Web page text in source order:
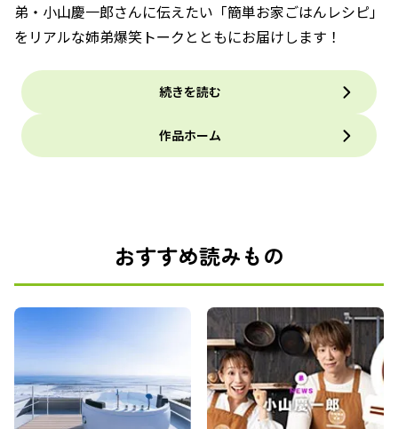
弟・小山慶一郎さんに伝えたい「簡単お家ごはんレシピ」
をリアルな姉弟爆笑トークとともにお届けします！
続きを読む
作品ホーム
おすすめ読みもの